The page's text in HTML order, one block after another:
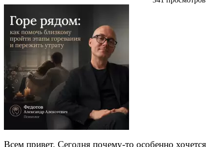
Всем привет. Сегодня почему-то особенно хочется